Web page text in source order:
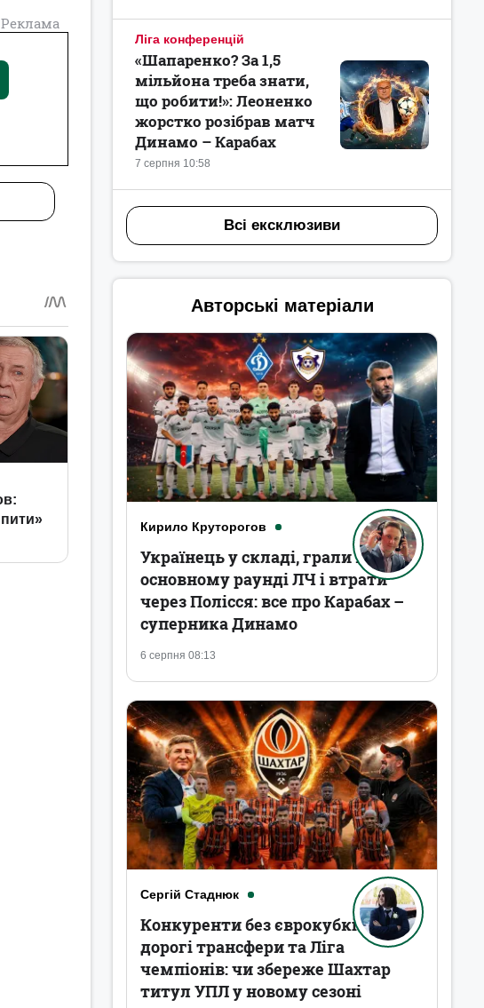
Реклама
Ліга конференцій
7 серпня 10:58
«Шапаренко? За 1,5
мільйона треба знати,
що робити!»: Леоненко
жорстко розібрав матч
Динамо – Карабах
Всі ексклюзиви
Авторські матеріали
Кирило Круторогов
6 серпня 08:13
Українець у складі, грали в
основному раунді ЛЧ і втрати
через Полісся: все про Карабах –
суперника Динамо
Сергій Стаднюк
Конкуренти без єврокубків,
дорогі трансфери та Ліга
чемпіонів: чи збереже Шахтар
титул УПЛ у новому сезоні